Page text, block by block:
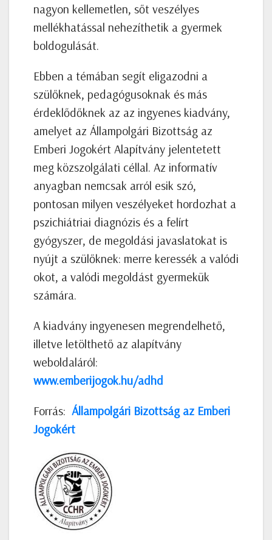
nagyon kellemetlen, sőt veszélyes
mellékhatással nehezíthetik a gyermek
boldogulását.
Ebben a témában segít eligazodni a
szülőknek, pedagógusoknak és más
érdeklődőknek az az ingyenes kiadvány,
amelyet az Állampolgári Bizottság az
Emberi Jogokért Alapítvány jelentetett
meg közszolgálati céllal. Az informatív
anyagban nemcsak arról esik szó,
pontosan milyen veszélyeket hordozhat a
pszichiátriai diagnózis és a felírt
gyógyszer, de megoldási javaslatokat is
nyújt a szülőknek: merre keressék a valódi
okot, a valódi megoldást gyermekük
számára.
A kiadvány ingyenesen megrendelhető,
illetve letölthető az alapítvány
weboldaláról:
www.emberijogok.hu/adhd
Forrás: Állampolgári Bizottság az Emberi
Jogokért